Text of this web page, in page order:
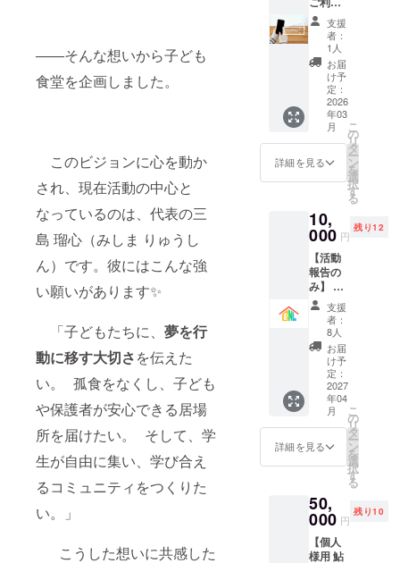
――そんな想いから子ども
食堂を企画しました。
このビジョンに心を動か
され、現在活動の中心と
なっているのは、代表の三
島 瑠心（みしま りゅうし
ん）です。彼にはこんな強
い願いがあります✨
「子どもたちに、 夢を行
動に移す大切さを伝えた
い。 孤食をなくし、子ども
や保護者が安心できる居場
所を届けたい。 そして、学
生が自由に集い、学び合え
るコミュニティをつくりた
い。」
こうした想いに共感した
月01日
から令
和8年7
月31日
までと
させて
いただ
きま
す。 ※
当日、
お名前
と電話
せてい
ただき
ます。
※プレ開
催（12
月，2
月）で
は使用
できま
せんの
でご了
承くだ
さい。
※万が
一、子
堂を開
設でき
はリ
ターン
無しと
なりま
年度末
にメー
ルでお
送りい
たしま
す。 ＜
リター
ン内容
菓子
「御初
尾」5個
（令和
８年度
末に
メール
にてお
送りい
たしま
す） ＜
鮎菓子
につい
て＞ ・
賞味期
限：到
着から
１週間
前後
は箱の
上面右
下に記
載） ・
券 ４回
分】 子
ども食
堂での
食事を
４回ま
で提供
いたし
ます。
（子ど
も食堂
にご来
場いた
方に限
りま
す。）
＜リ
ターン
内容＞
・子ど
も食
堂 ご
利用券
（４回
分） ・
活動報
告書
（令和
８年度
末に
たしま
す） ※
有効期
限は令
和8年3
支援
者：
1人
お届
け予
定：
2026
年03
月
詳細を見る
こ
の
リ
タ
ー
ン
を
選
択
す
る
10,
000 円
残り12
【活動
報告の
み】 リ
ターン
は特に
ご用意
できま
せん
が、来
年度末
に活動
報告を
メール
にて送
付させ
ていた
す。 ※
このリ
ターン
は5,000
円の
支援
者：
8人
お届
け予
定：
2027
年04
月
詳細を見る
こ
の
リ
タ
ー
ン
を
選
択
す
る
50,
000 円
残り10
【個人
様用 鮎